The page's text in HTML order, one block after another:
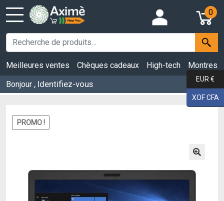
0
Meilleures ventes Chèques cadeaux High-tech
Montres
Bonjour , Identifiez-vous
PROMO !
EUR €
XOF CFA